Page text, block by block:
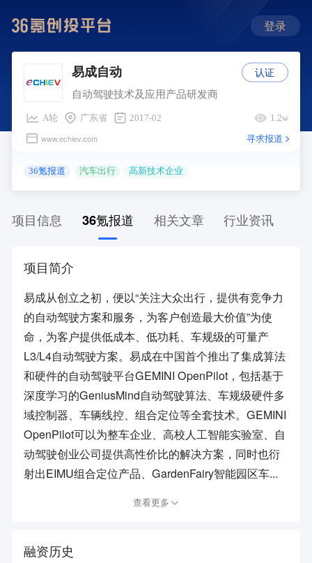
登录
易成自动
自动驾驶技术及应用产品研发商
A轮 广东省 2017-02 1.2w
www.echiev.com 寻求报道
36氪报道 汽车出行 高新技术企业
认证
项目信息 36氪报道 相关文章 行业资讯
项目简介
易成从创立之初，便以“关注大众出行，提供有竞争力
的自动驾驶方案和服务，为客户创造最大价值”为使
命，为客户提供低成本、低功耗、车规级的可量产
L3/L4自动驾驶方案。易成在中国首个推出了集成算法
和硬件的自动驾驶平台GEMINI OpenPilot，包括基于
深度学习的GeniusMind自动驾驶算法、车规级硬件多
域控制器、车辆线控、组合定位等全套技术。GEMINI
OpenPilot可以为整车企业、高校人工智能实验室、自
动驾驶创业公司提供高性价比的解决方案，同时也衍
射出EIMU组合定位产品、GardenFairy智能园区车...
查看更多
融资历史